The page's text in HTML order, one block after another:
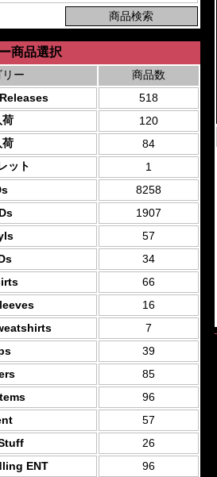
商品選択
ー
商品数
518
荷
120
荷
84
ット
1
8258
1907
57
34
66
16
7
39
85
96
57
26
ENT
96